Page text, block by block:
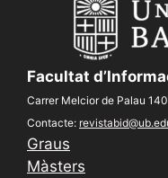
Facultat
Carrer Melcior de Palau
Contacte:
Graus
Màsters